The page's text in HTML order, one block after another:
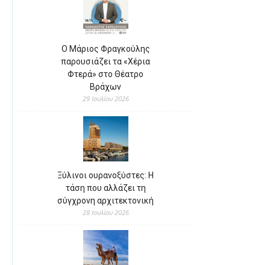
Ο Μάριος Φραγκούλης
παρουσιάζει τα «Χέρια
Φτερά» στο Θέατρο
Βράχων
29 Ιουλίου 2026
Ξύλινοι ουρανοξύστες: Η
τάση που αλλάζει τη
σύγχρονη αρχιτεκτονική
28 Ιουλίου 2026